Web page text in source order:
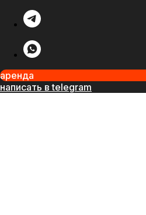
аренда
написать в telegram